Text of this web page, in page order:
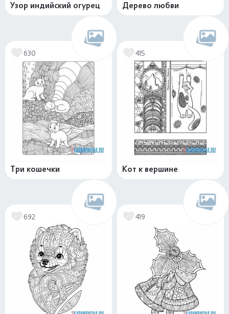
Узор индийский огурец Дерево любви
630
Три кошечки
415
Кот к вершине
692 419